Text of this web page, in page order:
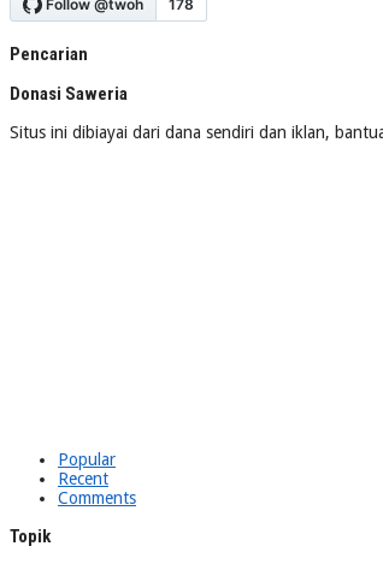
Pencarian
Donasi Saweria
Situs ini dibiayai dari dana sendiri dan iklan,
Popular
Recent
Comments
Topik